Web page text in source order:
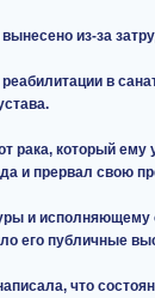
из-за
в
рака, который ему
и прервал свою
и исполняющему
его публичные
что